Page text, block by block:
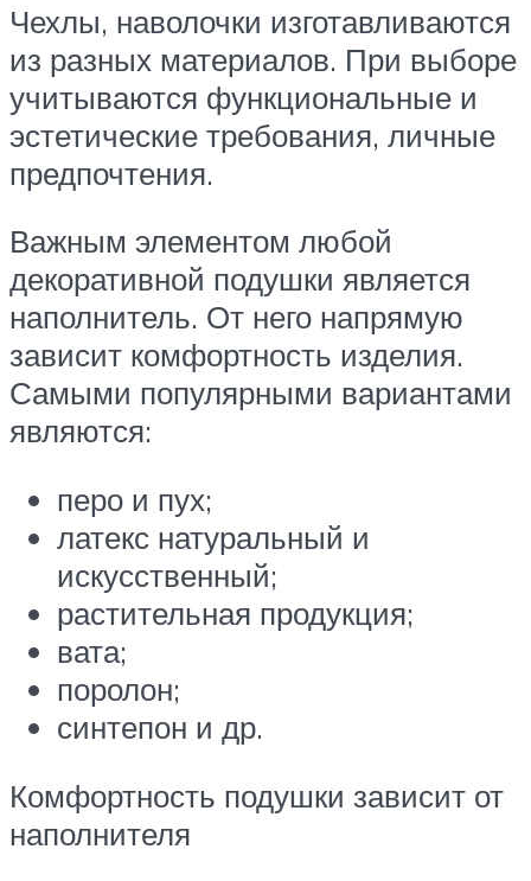
Чехлы, наволочки изготавливаются
из разных материалов. При выборе
учитываются функциональные и
эстетические требования, личные
предпочтения.
Важным элементом любой
декоративной подушки является
наполнитель. От него напрямую
зависит комфортность изделия.
Самыми популярными вариантами
являются:
перо и пух;
латекс натуральный и
искусственный;
растительная продукция;
вата;
поролон;
синтепон и др.
Комфортность подушки зависит от
наполнителя